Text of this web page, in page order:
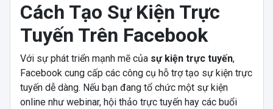
Cách Tạo Sự Kiện Trực
Tuyến Trên Facebook
Với sự phát triển mạnh mẽ của sự kiện trực tuyến,
Facebook cung cấp các công cụ hỗ trợ tạo sự kiện trực
tuyến dễ dàng. Nếu bạn đang tổ chức một sự kiện
online như webinar, hội thảo trực tuyến hay các buổi